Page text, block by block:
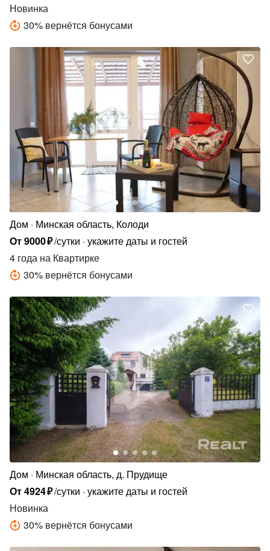
Новинка
30% вернётся бонусами
Дом
Минская область, Колоди
От9000₽/сутки укажите даты и гостей
4 года на Квартирке
30% вернётся бонусами
Дом
Минская область, д. Прудище
От4924₽/сутки укажите даты и гостей
Новинка
30% вернётся бонусами